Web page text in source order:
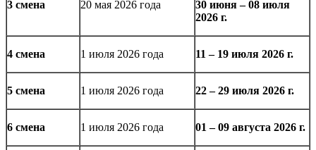
3 смена 20 мая 2026 года 30 июня –08 июля
2026 г.
4 смена 1 июля 2026 года 11 – 19 июля 2026 г.
5 смена 1 июля 2026 года 22 – 29 июля 2026 г.
6 смена 1 июля 2026 года 01 –09 августа 2026 г.